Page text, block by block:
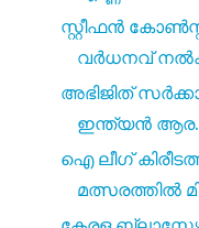
സ്റ്റീഫൻ
വർധനവ്
അഭിജിത്
ഇന്ത്യൻ
ഐ ലീഗ്
മത്സരത്തിൽ